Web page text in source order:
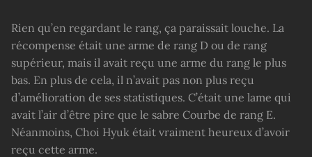
Rien qu’en regardant le rang, ça paraissait louche. La
récompense était une arme de rang D ou de rang
supérieur, mais il avait reçu une arme du rang le plus
bas. En plus de cela, il n’avait pas non plus reçu
d’amélioration de ses statistiques. C’était une lame qui
avait l’air d’être pire que le sabre Courbe de rang E.
Néanmoins, Choi Hyuk était vraiment heureux d’avoir
reçu cette arme.